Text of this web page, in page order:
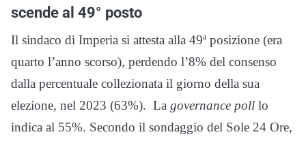
scende al 49° posto
Il sindaco di Imperia si attesta alla 49ª posizione (era
quarto l’anno scorso), perdendo l’8% del consenso
dalla percentuale collezionata il giorno della sua
elezione, nel 2023 (63%). La governance poll lo
indica al 55%. Secondo il sondaggio del Sole 24 Ore,